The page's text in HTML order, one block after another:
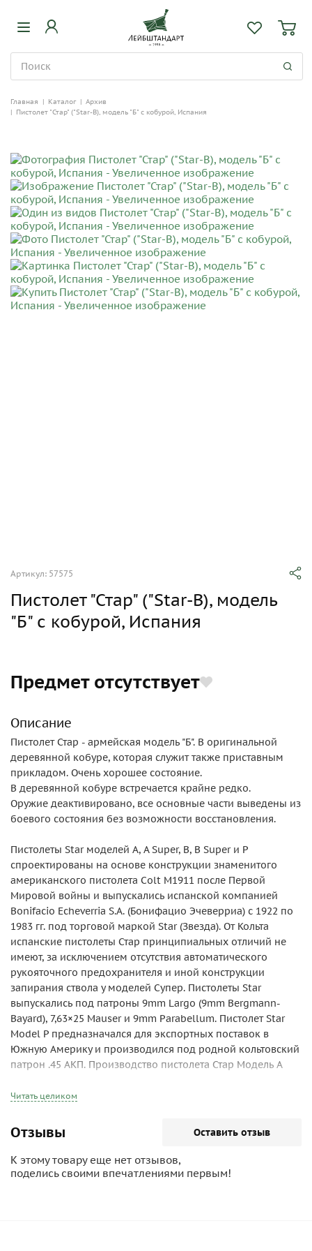
Главная | Каталог | Архив
| Пистолет "Стар" ("Star-В), модель "Б" с кобурой, Испания
Артикул: 57575
Пистолет "Стар" ("Star-В), модель
"Б" с кобурой, Испания
Предмет отсутствует
Описание
Пистолет Стар - армейская модель "Б". В оригинальной
деревянной кобуре, которая служит также приставным
прикладом. Очень хорошее состояние.
В деревянной кобуре встречается крайне редко.
Оружие деактивировано, все основные части выведены из
боевого состояния без возможности восстановления.
Пистолеты Star моделей A, A Super, B, B Super и P
спроектированы на основе конструкции знаменитого
американского пистолета Colt M1911 после Первой
Мировой войны и выпускались испанской компанией
Bonifacio Echeverria S.A. (Бонифацио Эчеверриа) с 1922 по
1983 гг. под торговой маркой Star (Звезда). От Кольта
испанские пистолеты Стар принципиальных отличий не
имеют, за исключением отсутствия автоматического
рукояточного предохранителя и иной конструкции
запирания ствола у моделей Супер. Пистолеты Star
выпускались под патроны 9mm Largo (9mm Bergmann-
Bayard), 7,63×25 Mauser и 9mm Parabellum. Пистолет Star
Model P предназначался для экспортных поставок в
Южную Америку и производился под родной кольтовский
патрон .45 АКП. Производство пистолета Стар Модель А
в 1946 году, пистолета Стар Модель Б - в 1924 году,
Стар Модель П – в 1923 году. Все эти образцы, кроме
модели П, выпускались вплоть до 1983 года, а модель П
производилась до 1931-го.
Армейским вариантом модели А являются пистолеты Star
Читать целиком
Отзывы Оставить отзыв
К этому товару еще нет отзывов,
поделись своими впечатлениями первым!